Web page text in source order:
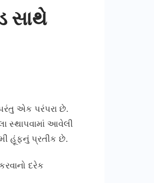
સાથે
એક પરંપરા છે.
સ્થાપવામાં આવેલી
હૂંફનું પ્રતીક છે.
દરેક